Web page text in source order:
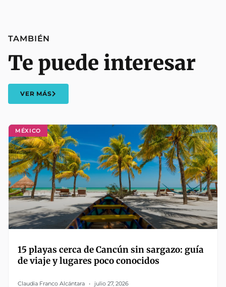
MÉXICO
15 playas cerca de Cancún sin sargazo: guía
de viaje y lugares poco conocidos
Claudia Franco Alcántara julio 27, 2026
TAMBIÉN
Te puede interesar
VER MÁS